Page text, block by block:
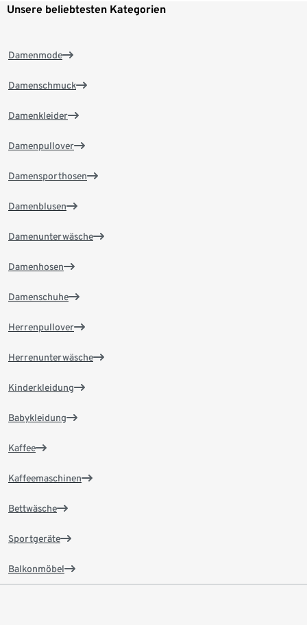
Unsere beliebtesten Kategorien
Damenmode
Damenschmuck
Damenkleider
Damenpullover
Damensporthosen
Damenblusen
Damenunterwäsche
Damenhosen
Damenschuhe
Herrenpullover
Herrenunterwäsche
Kinderkleidung
Babykleidung
Kaffee
Kaffeemaschinen
Bettwäsche
Sportgeräte
Balkonmöbel